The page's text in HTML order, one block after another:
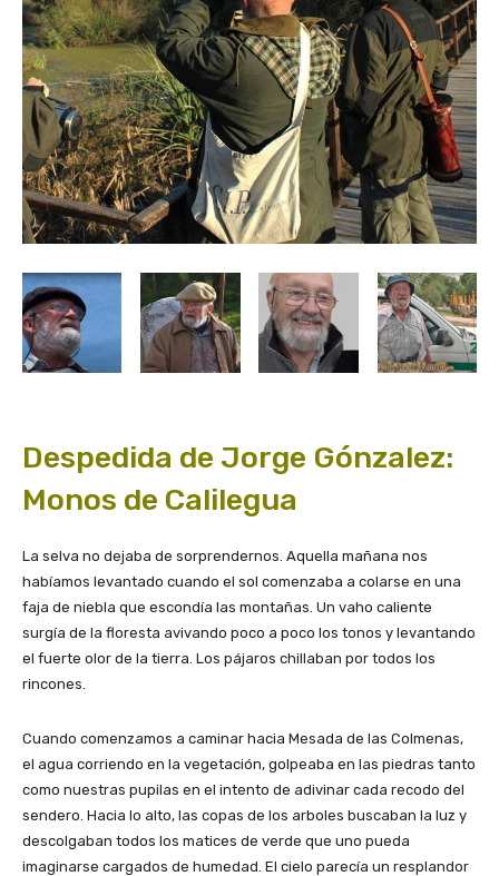
Despedida de Jorge Gónzalez:
Monos de Calilegua
La selva no dejaba de sorprendernos. Aquella mañana nos
habíamos levantado cuando el sol comenzaba a colarse en una
faja de niebla que escondía las montañas. Un vaho caliente
surgía de la floresta avivando poco a poco los tonos y levantando
el fuerte olor de la tierra. Los pájaros chillaban por todos los
rincones.
Cuando comenzamos a caminar hacia Mesada de las Colmenas,
el agua corriendo en la vegetación, golpeaba en las piedras tanto
como nuestras pupilas en el intento de adivinar cada recodo del
sendero. Hacia lo alto, las copas de los arboles buscaban la luz y
descolgaban todos los matices de verde que uno pueda
imaginarse cargados de humedad. El cielo parecía un resplandor